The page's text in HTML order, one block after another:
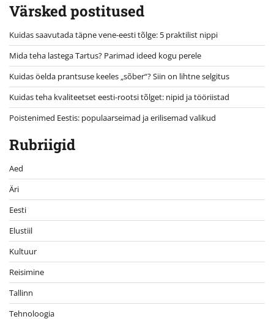
Värsked postitused
Kuidas saavutada täpne vene-eesti tõlge: 5 praktilist nippi
Mida teha lastega Tartus? Parimad ideed kogu perele
Kuidas öelda prantsuse keeles „sõber“? Siin on lihtne selgitus
Kuidas teha kvaliteetset eesti-rootsi tõlget: nipid ja tööriistad
Poistenimed Eestis: populaarseimad ja erilisemad valikud
Rubriigid
Aed
Äri
Eesti
Elustiil
Kultuur
Reisimine
Tallinn
Tehnoloogia